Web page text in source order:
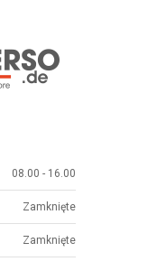
08.00 - 16.00
Zamknięte
Zamknięte